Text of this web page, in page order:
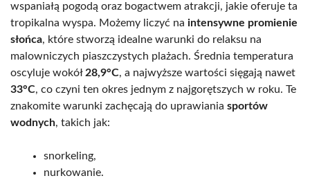
wspaniałą pogodą oraz bogactwem atrakcji, jakie oferuje ta
tropikalna wyspa. Możemy liczyć na intensywne promienie
słońca, które stworzą idealne warunki do relaksu na
malowniczych piaszczystych plażach. Średnia temperatura
oscyluje wokół28,9°C, a najwyższe wartości sięgają nawet
33°C, co czyni ten okres jednym z najgorętszych w roku. Te
znakomite warunki zachęcają do uprawiania sportów
wodnych, takich jak:
snorkeling,
nurkowanie.